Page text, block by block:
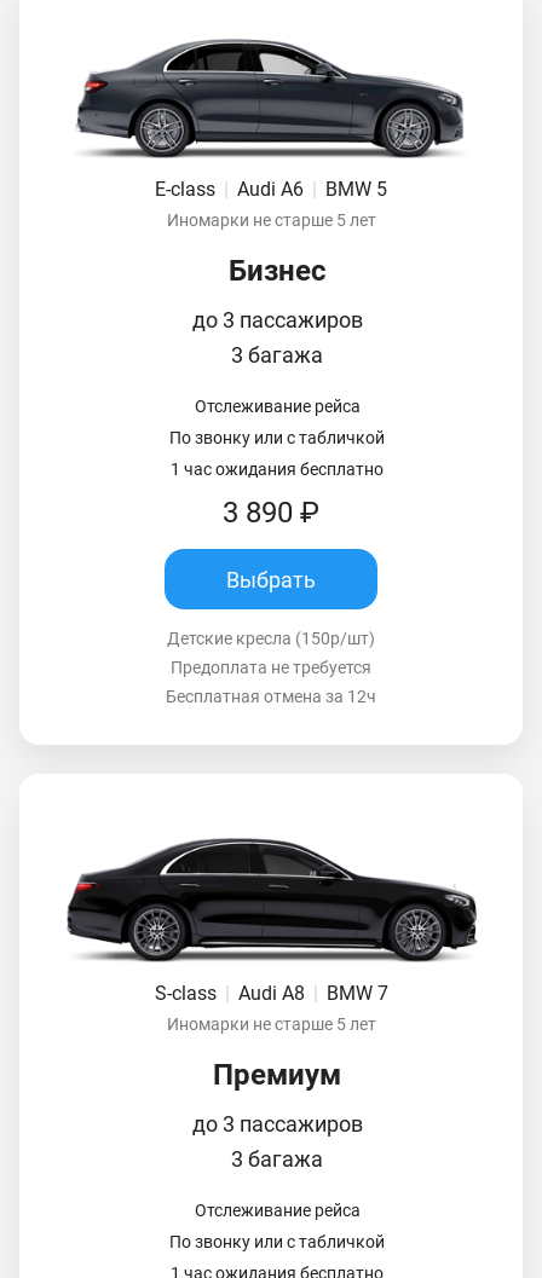
E-class | Audi A6 | BMW 5
Иномарки не старше 5 лет
Бизнес
до 3 пассажиров
3 багажа
Отслеживание рейса
По звонку или с табличкой
1 час ожидания бесплатно
3 890 ₽
Выбрать
Детские кресла (150р/шт)
Предоплата не требуется
Бесплатная отмена за 12ч
S-class | Audi A8 | BMW 7
Иномарки не старше 5 лет
Премиум
до 3 пассажиров
3 багажа
Отслеживание рейса
По звонку или с табличкой
1 час ожидания бесплатно